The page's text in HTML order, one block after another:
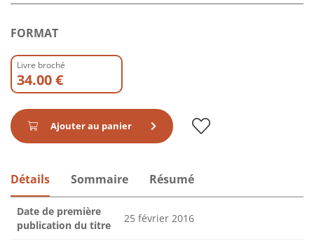
FORMAT
Livre broché
34.00 €
Ajouter au panier
Détails Sommaire Résumé
Date de première
publication du titre
25 février 2016